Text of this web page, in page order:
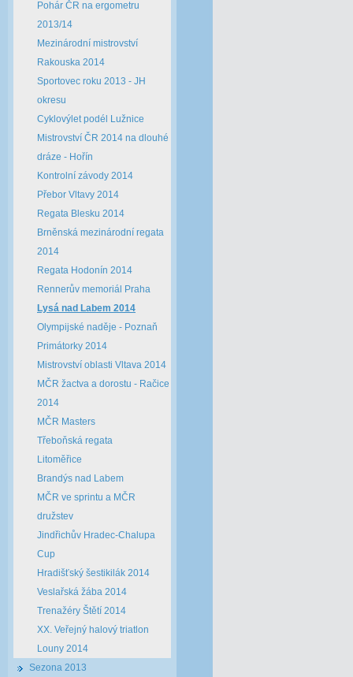
Pohár ČR na ergometru
2013/14
Mezinárodní mistrovství
Rakouska 2014
Sportovec roku 2013 - JH
okresu
Cyklovýlet podél Lužnice
Mistrovství ČR 2014 na dlouhé
dráze - Hořín
Kontrolní závody 2014
Přebor Vltavy 2014
Regata Blesku 2014
Brněnská mezinárodní regata
2014
Regata Hodonín 2014
Rennerův memoriál Praha
Lysá nad Labem 2014
Olympijské naděje - Poznaň
Primátorky 2014
Mistrovství oblasti Vltava 2014
MČR žactva a dorostu - Račice
2014
MČR Masters
Třeboňská regata
Litoměřice
Brandýs nad Labem
MČR ve sprintu a MČR
družstev
Jindřichův Hradec-Chalupa
Cup
Hradišťský šestikilák 2014
Veslařská žába 2014
Trenažéry Štětí 2014
XX. Veřejný halový triatlon
Louny 2014
Sezona 2013